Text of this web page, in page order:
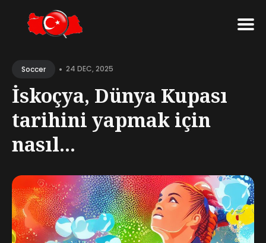
for
Blog
Soccer • 24 DEC, 2025
İskoçya, Dünya Kupası
tarihini yapmak için
nasıl...